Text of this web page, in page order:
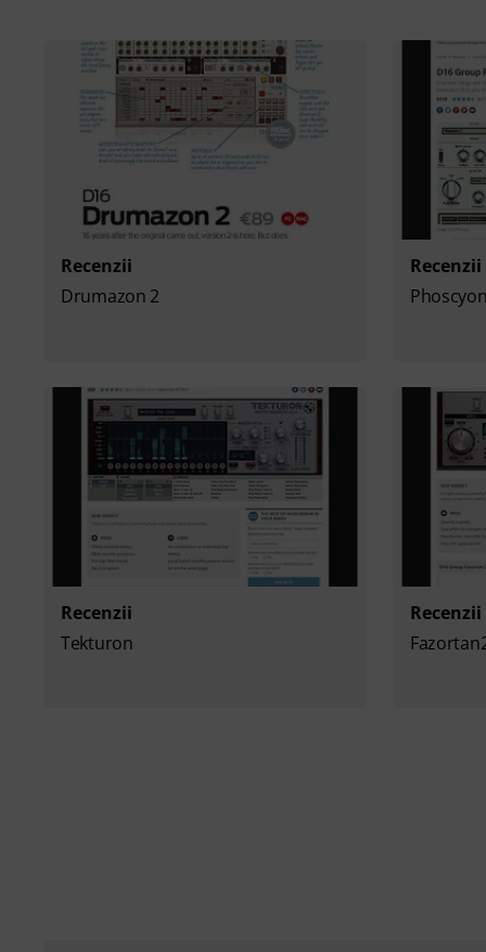
Recenzii
Drumazon 2
Recenzii
Recenzii
Tekturon
Recenzii